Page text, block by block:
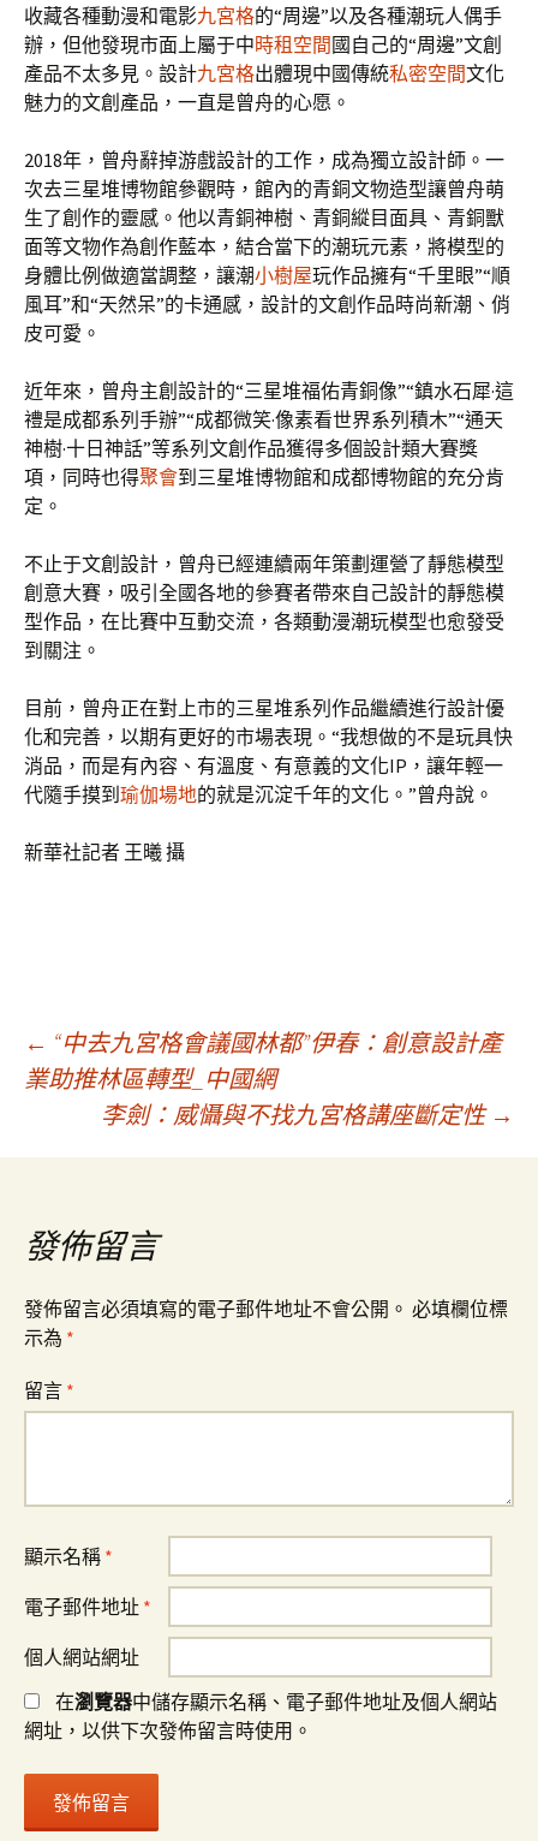
收藏各種動漫和電影九宮格的“周邊”以及各種潮玩人偶手
辦，但他發現市面上屬于中時租空間 國自己的“周邊”文創
產品不太多見。設計九宮格出體現中國傳統私密空間文化
魅力的文創產品，一直是曾舟的心愿。
2018年，曾舟辭掉游戲設計的工作，成為獨立設計師。一
次去三星堆博物館參觀時，館內的青銅文物造型讓曾舟萌
生了創作的靈感。他以青銅神樹、青銅縱目面具、青銅獸
面等文物作為創作藍本，結合當下的潮玩元素，將模型的
身體比例做適當調整，讓潮小樹屋玩作品擁有“千里眼”“順
風耳”和“天然呆”的卡通感，設計的文創作品時尚新潮、俏
皮可愛。
近年來，曾舟主創設計的“三星堆福佑青銅像”“鎮水石犀·這
禮是成都系列手辦”“成都微笑·像素看世界系列積木”“通天
神樹·十日神話”等系列文創作品獲得多個設計類大賽獎
項，同時也得聚會到三星堆博物館和成都博物館的充分肯
定。
不止于文創設計，曾舟已經連續兩年策劃運營了靜態模型
創意大賽，吸引全國各地的參賽者帶來自己設計的靜態模
型作品，在比賽中互動交流，各類動漫潮玩模型也愈發受
到關注。
目前，曾舟正在對上市的三星堆系列作品繼續進行設計優
化和完善，以期有更好的市場表現。“我想做的不是玩具快
消品，而是有內容、有溫度、有意義的文化IP，讓年輕一
代隨手摸到 瑜伽場地的就是沉淀千年的文化。”曾舟說。
新華社記者 王曦 攝
文
導
覽
← “中去九宮格會議國林都”伊春：創意設計產
業助推林區轉型_中國網
李劍：威懾與不找九宮格講座斷定性 →
發佈留言
發佈留言必須填寫的電子郵件地址不會公開。 必填欄位標
示為 *
留言 *
顯示名稱 *
電子郵件地址 *
個人網站網址
在瀏覽器中儲存顯示名稱、電子郵件地址及個人網站
網址，以供下次發佈留言時使用。